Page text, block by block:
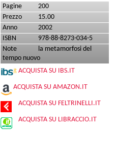
Pagine
200
Prezzo
15.00
Anno
2002
ISBN
978-88-8273-034-5
Note
la metamorfosi del
tempo nuovo
ACQUISTA SU IBS.IT
ACQUISTA SU AMAZON.IT
ACQUISTA SU FELTRINELLI.IT
ACQUISTA SU LIBRACCIO.IT